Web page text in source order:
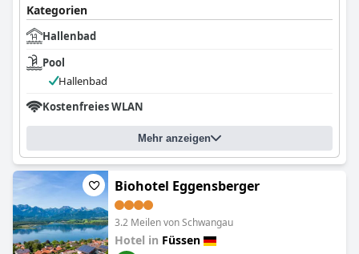
Kategorien
Hallenbad
Pool
Hallenbad
Kostenfreies WLAN
Mehr anzeigen
Biohotel Eggensberger
3.2 Meilen von Schwangau
Hotel in Füssen